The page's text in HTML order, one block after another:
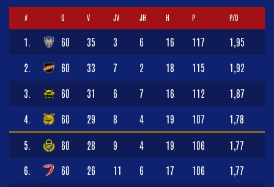
# O V JV JH H P P/O
1. 60 35 3 6 16 117 1,95
2. 60 33 7 2 18 115 1,92
3. 60 31 6 7 16 112 1,87
4. 60 29 8 4 19 107 1,78
5. 60 28 9 4 19 106 1,77
6. 60 26 11 6 17 106 1,77